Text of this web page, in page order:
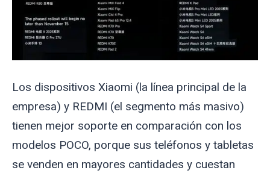
Los dispositivos Xiaomi (la línea principal de la
empresa) y REDMI (el segmento más masivo)
tienen mejor soporte en comparación con los
modelos POCO, porque sus teléfonos y tabletas
se venden en mayores cantidades y cuestan